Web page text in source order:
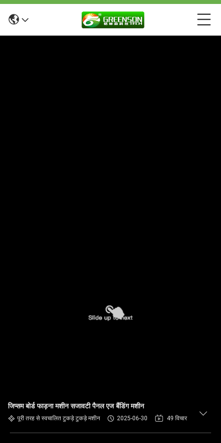
जिप्सम बोर्ड फाड़ना मशीन सजावटी पैनल एज बैंडिंग मशीन
पूरी तरह से स्वचालित टुकड़े टुकड़े मशीन 2025-06-30 49 विचार